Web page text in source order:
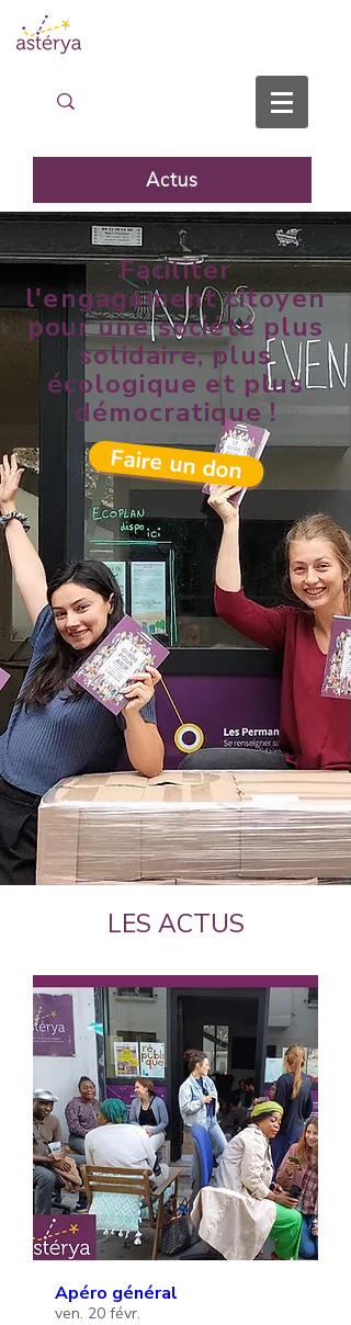
Actus
Faciliter
l'engagement citoyen
pour une société plus
solidaire, plus
écologique et plus
démocratique !
Faire un don
LES ACTUS
Apéro général
ven. 20 févr.